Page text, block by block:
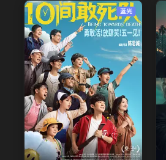
蓝光